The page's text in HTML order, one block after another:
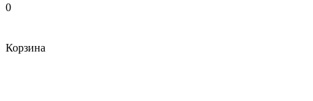
0
Корзина